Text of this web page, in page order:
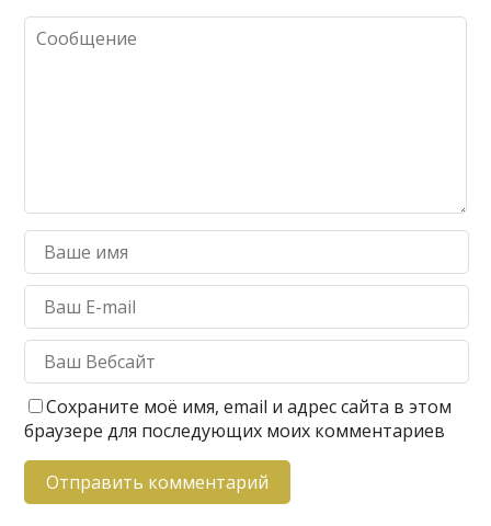
Сохраните моё имя, email и адрес сайта в этом
браузере для последующих моих комментариев